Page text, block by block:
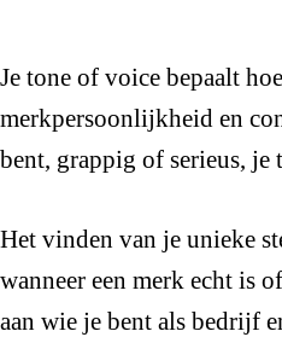
Je tone of voice bepaalt
merkpersoonlijkheid en
bent, grappig of serieus,
Het vinden van je unieke
wanneer een merk echt is
aan wie je bent als bedrijf